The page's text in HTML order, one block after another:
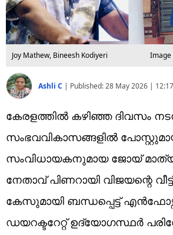
Joy Mathew, Bineesh Kodiyeri Image
Ashli C | Published:28 May 2026 |
കേരളത്തിൽ കഴിഞ്ഞ ദിവസം
സംഭവവികാസങ്ങളിൽ
സംവിധായകനുമായ ജോയ്
നേതാവ് പിണറായി വിജയന്റെ
കേസുമായി ബന്ധപ്പെട്ട്
ഡയറക്ടറേറ്റ് ഉദ്യോഗസ്ഥർ